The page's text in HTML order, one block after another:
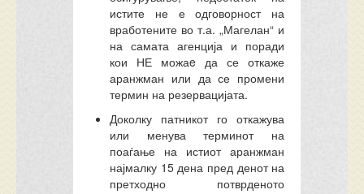
истите не е одговорност на
вработените во т.а. „Магелан“ и
на самата агенција и поради
кои НЕ можаe да се откаже
аранжман или да се промени
термин на резервацијата.
Доколку патникот гооткажува
или менува терминот на
поаѓање на истиот аранжман
најмалку 15 дена пред денот на
претходно потврденото